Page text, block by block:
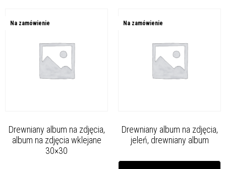
Na zamówienie
Drewniany album na zdjęcia,
album na zdjęcia wklejane
30×30
Na zamówienie
Drewniany album na zdjęcia,
jeleń, drewniany album